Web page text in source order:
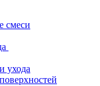
смеси
ухода